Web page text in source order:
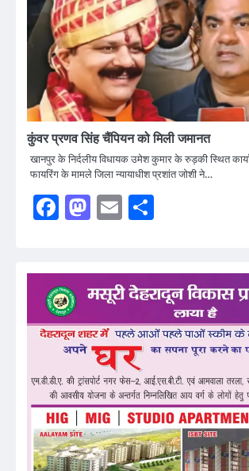
कुंवर प्रणव सिंह चैंपियन को मिली जमानत
खानपुर के निर्दलीय विधायक उमेश कुमार के रुड़की स्थित
फायरिंग के मामले जिला न्यायाधीश प्रशांत जोशी ने…
Facebook
Mastodon
Email